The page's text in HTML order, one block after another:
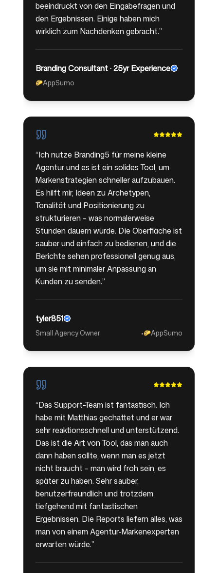
beeindruckt von den Eingabefragen und
den Ergebnissen. Einige haben mich
wirklich zum Nachdenken gebracht.”
Branding Consultant · 25yr Experience
🌮AppSumo
“Ich nutze Branding5 für meine kleine
Agentur und es ist ein solides Tool, um
Markenstrategien schneller aufzubauen.
Es hilft mir, Ideen zu Archetypen,
Tonalität und Positionierung zu
strukturieren – was normalerweise
Stunden dauern würde. Die Oberfläche ist
sauber und einfach zu bedienen, und die
Berichte sehen professionell genug aus,
um sie mit minimaler Anpassung an
Kunden zu senden.”
tyler851
Small Agency Owner •🌮AppSumo
“Das Support-Team ist fantastisch. Ich
habe mit Matthias gechattet und er war
sehr reaktionsschnell und unterstützend.
Das ist die Art von Tool, das man auch
dann haben sollte, wenn man es jetzt
nicht braucht – man wird froh sein, es
später zu haben. Sehr sauber,
benutzerfreundlich und trotzdem
tiefgehend mit fantastischen
Ergebnissen. Die Reports liefern alles, was
man von einem Agentur-Markenexperten
erwarten würde.”